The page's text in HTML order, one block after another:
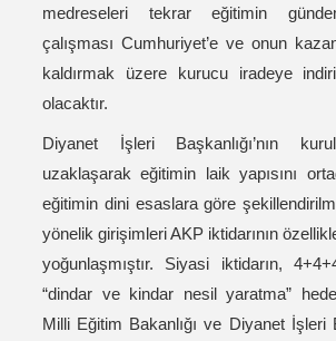
medreseleri tekrar eğitimin
çalışması Cumhuriyet’e ve onun
kaldırmak üzere kurucu iradeye
olacaktır.
Diyanet İşleri Başkanlığı’nın
uzaklaşarak eğitimin laik yapısını
eğitimin dini esaslara göre
yönelik girişimleri AKP iktidarının
yoğunlaşmıştır. Siyasi iktidarın,
“dindar ve kindar nesil yaratma”
Milli Eğitim Bakanlığı ve Diyanet İşleri